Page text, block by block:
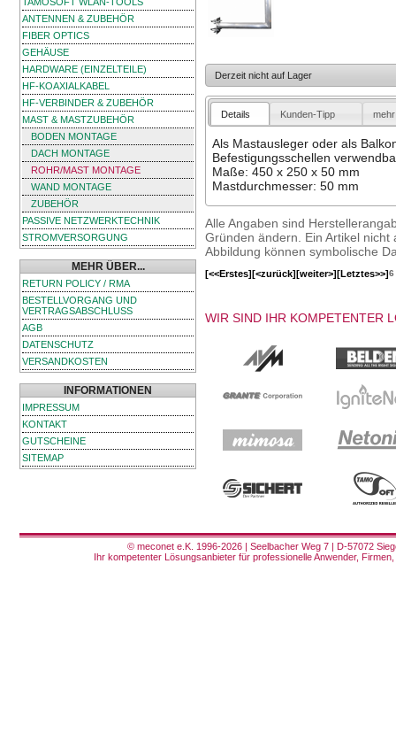
ANTENNEN & ZUBEHÖR
FIBER OPTICS
GEHÄUSE
HARDWARE (EINZELTEILE)
HF-KOAXIALKABEL
HF-VERBINDER & ZUBEHÖR
MAST & MASTZUBEHÖR
BODEN MONTAGE
DACH MONTAGE
ROHR/MAST MONTAGE
WAND MONTAGE
ZUBEHÖR
PASSIVE NETZWERKTECHNIK
STROMVERSORGUNG
MEHR ÜBER...
RETURN POLICY / RMA
BESTELLVORGANG UND
VERTRAGSABSCHLUSS
AGB
DATENSCHUTZ
VERSANDKOSTEN
INFORMATIONEN
IMPRESSUM
KONTAKT
GUTSCHEINE
SITEMAP
Derzeit nicht auf Lager
Details Kunden-Tipp
Als Mastausleger oder als
Befestigungsschellen
Maße: 450 x 250 x 50 mm
Mastdurchmesser: 50 mm
Alle Angaben sind
Gründen ändern. Ein Artikel
Abbildung können symbolische
[<<Erstes][<zurück][weiter>][Letztes>>]6
WIR SIND IHR KOMPETENTER
© meconet e.K. 1996-2026 | Seelbacher Weg 7 | D-57072
Ihr kompetenter Lösungsanbieter für professionelle Anwender,